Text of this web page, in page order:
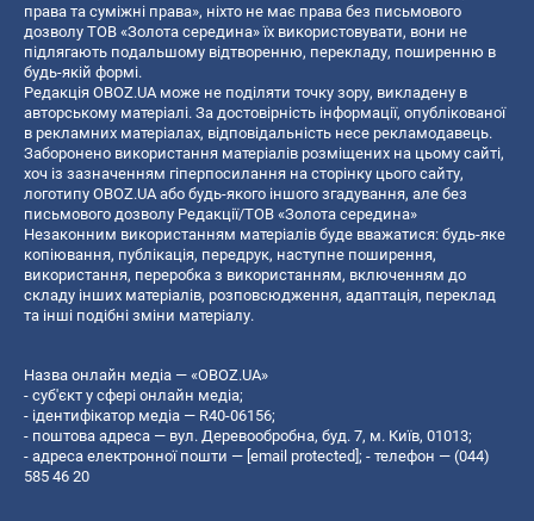
права та суміжні права», ніхто не має права без письмового
дозволу ТОВ «Золота середина» їх використовувати, вони не
підлягають подальшому відтворенню, перекладу, поширенню в
будь-якій формі.
Редакція OBOZ.UA може не поділяти точку зору, викладену в
авторському матеріалі. За достовірність інформації, опублікованої
в рекламних матеріалах, відповідальність несе рекламодавець.
Заборонено використання матеріалів розміщених на цьому сайті,
хоч із зазначенням гіперпосилання на сторінку цього сайту,
логотипу OBOZ.UA або будь-якого іншого згадування, але без
письмового дозволу Редакції/ТОВ «Золота середина»
Незаконним використанням матеріалів буде вважатися: будь-яке
копiювання, публiкацiя, передрук, наступне поширення,
використання, переробка з використанням, включенням до
складу інших матеріалів, розповсюдження, адаптація, переклад
та інші подібні зміни матеріалу.
Назва онлайн медіа — «OBOZ.UA»
- суб'єкт у сфері онлайн медіа;
- ідентифікатор медіа — R40-06156;
- поштова адреса — вул. Деревообробна, буд. 7, м. Київ, 01013;
- адреса електронної пошти — [email protected] ; - телефон — (044)
585 46 20